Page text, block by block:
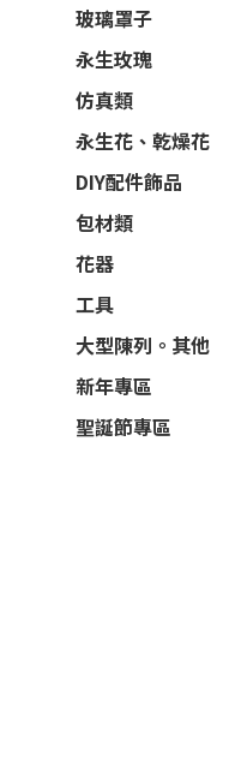
玻璃罩子
永生玫瑰
仿真類
永生花、乾燥花
DIY配件飾品
包材類
花器
工具
大型陳列。其他
新年專區
聖誕節專區